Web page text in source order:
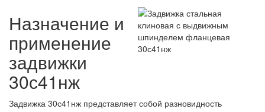
Назначение и
применение
задвижки
30с41нж
Задвижка 30с41нж представляет собой разновидность